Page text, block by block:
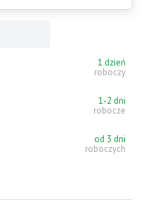
1 dzień
roboczy
1-2 dni
robocze
od 3 dni
roboczych